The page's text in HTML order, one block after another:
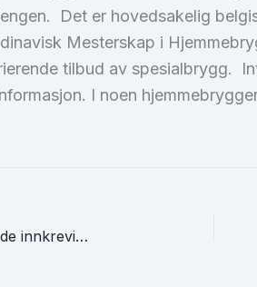
Det er hovedsakelig
Mesterskap i
tilbud av spesialbrygg.
I noen
Norbrygg sier opp avtalen med Norøl vedrørende innkreving av medlemsavgift